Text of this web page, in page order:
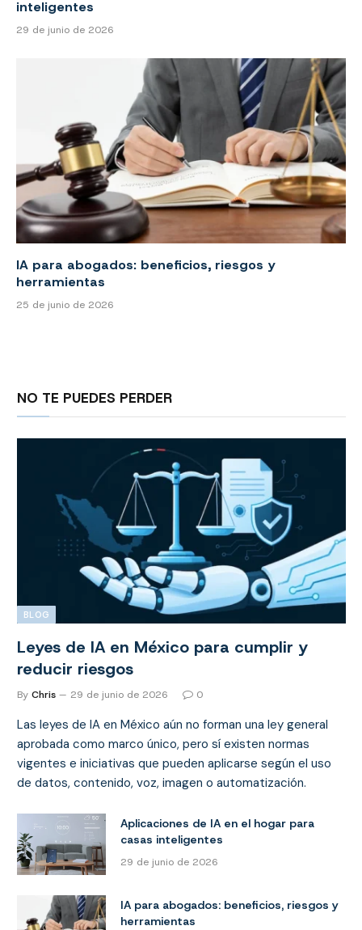
inteligentes
29 de junio de 2026
IA para abogados: beneficios, riesgos y
herramientas
25 de junio de 2026
NO TE PUEDES PERDER
BLOG
Leyes de IA en México para cumplir y
reducir riesgos
By Chris 29 de junio de 2026 0
Las leyes de IA en México aún no forman una ley general
aprobada como marco único, pero sí existen normas
vigentes e iniciativas que pueden aplicarse según el uso
de datos, contenido, voz, imagen o automatización.
Aplicaciones de IA en el hogar para
casas inteligentes
29 de junio de 2026
IA para abogados: beneficios, riesgos y
herramientas